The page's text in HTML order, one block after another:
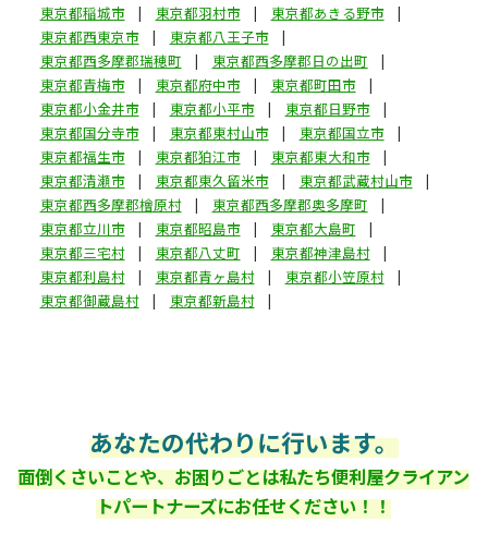
東京都稲城市
東京都羽村市
東京都あきる野市
東京都西東京市
東京都八王子市
東京都西多摩郡瑞穂町
東京都西多摩郡日の出町
東京都青梅市
東京都府中市
東京都町田市
東京都小金井市
東京都小平市
東京都日野市
東京都国分寺市
東京都東村山市
東京都国立市
東京都福生市
東京都狛江市
東京都東大和市
東京都清瀬市
東京都東久留米市
東京都武蔵村山市
東京都西多摩郡檜原村
東京都西多摩郡奥多摩町
東京都立川市
東京都昭島市
東京都大島町
東京都三宅村
東京都八丈町
東京都神津島村
東京都利島村
東京都青ヶ島村
東京都小笠原村
東京都御蔵島村
東京都新島村
あなたの代わりに行います。
面倒くさいことや、お困りごとは私たち便利屋クライアン
トパートナーズにお任せください！！